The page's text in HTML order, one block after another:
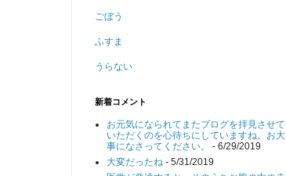
ごぼう
ふすま
うらない
新着コメント
お元気になられてまたブログを拝見させて
いただくのを心待ちにしていますね。お大
事になさってください。
- 6/29/2019
大変だったね - 5/31/2019